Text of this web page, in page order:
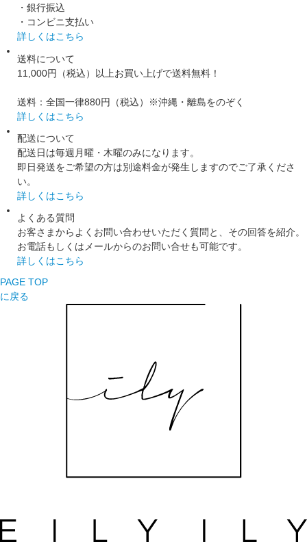
・銀行振込
・コンビニ支払い
詳しくはこちら
送料について
11,000円（税込）以上お買い上げで送料無料！
送料：全国一律880円（税込）※沖縄・離島をのぞく
詳しくはこちら
配送について
配送日は毎週月曜・木曜のみになります。
即日発送をご希望の方は別途料金が発生しますのでご了承くださ
い。
詳しくはこちら
よくある質問
お客さまからよくお問い合わせいただく質問と、その回答を紹介。
お電話もしくはメールからのお問い合せも可能です。
詳しくはこちら
PAGE TOP
に戻る